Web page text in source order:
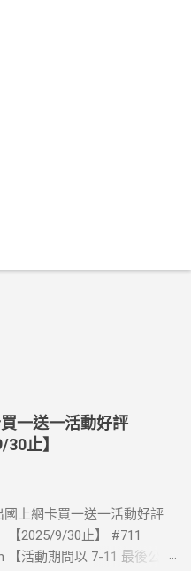
一送一活動好評
止】
國上網卡買一送一活動好評
【2025/9/30止】 #711
【活動期間以 7-11 最後公告